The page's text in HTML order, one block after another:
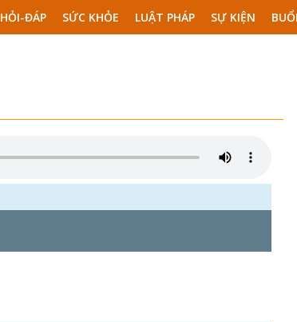
HỎI-ĐÁP SỨC KHỎE LUẬT PHÁP SỰ KIỆN